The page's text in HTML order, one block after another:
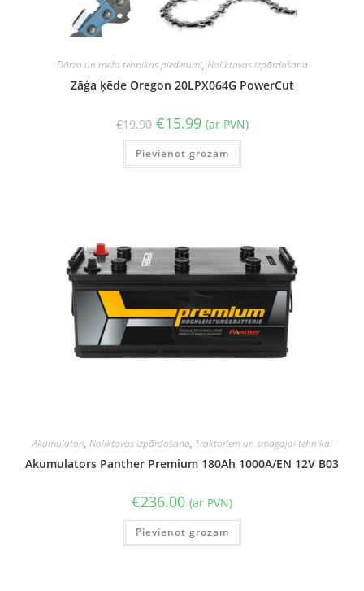
Dārza un meža tehnikas piederumi, Noliktavas izpārdošana
Zāģa ķēde Oregon 20LPX064G PowerCut
€19.90 €15.99 (ar PVN)
Pievienot grozam
Akumulatori, Noliktavas izpārdošana, Traktoriem un smagajai tehnikai
Akumulators Panther Premium 180Ah 1000A/EN 12V B03
€236.00 (ar PVN)
Pievienot grozam